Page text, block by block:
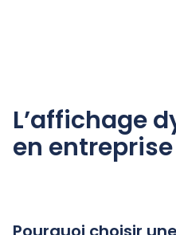
L’affichage
en entreprise